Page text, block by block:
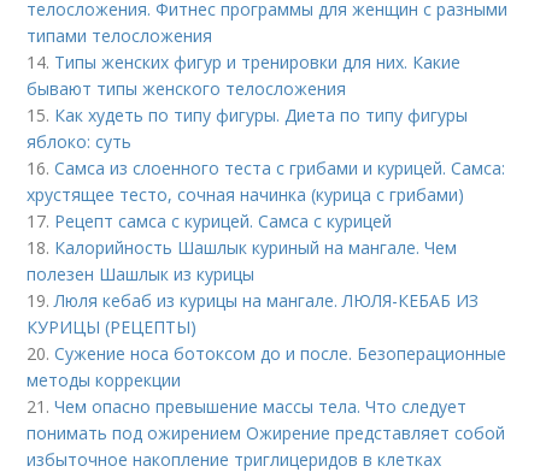
телосложения. Фитнес программы для женщин с разными
типами телосложения
14. Типы женских фигур и тренировки для них. Какие
бывают типы женского телосложения
15. Как худеть по типу фигуры. Диета по типу фигуры
яблоко: суть
16.Самса из слоенного теста с грибами и курицей. Самса:
хрустящее тесто, сочная начинка (курица с грибами)
17. Рецепт самса с курицей. Самса с курицей
18. Калорийность Шашлык куриный на мангале. Чем
полезен Шашлык из курицы
19.Люля кебаб из курицы на мангале. ЛЮЛЯ-КЕБАБ ИЗ
КУРИЦЫ (РЕЦЕПТЫ)
20.Сужение носа ботоксом до и после. Безоперационные
методы коррекции
21.Чем опасно превышение массы тела. Что следует
понимать под ожирением Ожирение представляет собой
избыточное накопление триглицеридов в клетках